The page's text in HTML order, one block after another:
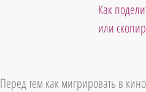
Как
или
Перед тем как мигрировать в